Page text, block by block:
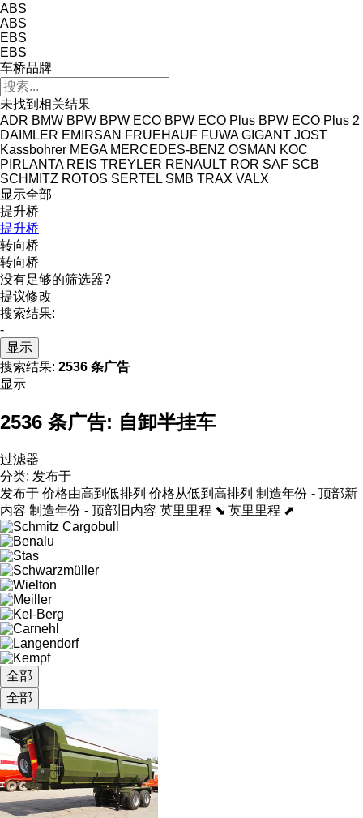
ABS
ABS
EBS
EBS
车桥品牌
未找到相关结果
ADR BMW BPW BPW ECO BPW ECO Plus BPW ECO Plus 2
DAIMLER EMIRSAN FRUEHAUF FUWA GIGANT JOST
Kassbohrer MEGA MERCEDES-BENZ OSMAN KOC
PIRLANTA REIS TREYLER RENAULT ROR SAF SCB
SCHMITZ ROTOS SERTEL SMB TRAX VALX
显示全部
提升桥
提升桥
转向桥
转向桥
没有足够的筛选器?
提议修改
搜索结果:
-
显示
搜索结果: 2536 条广告
显示
2536 条广告: 自卸半挂车
过滤器
分类: 发布于
发布于 价格由高到低排列 价格从低到高排列 制造年份 - 顶部新
内容 制造年份 - 顶部旧内容 英里里程 ⬊ 英里里程 ⬈
全部
全部